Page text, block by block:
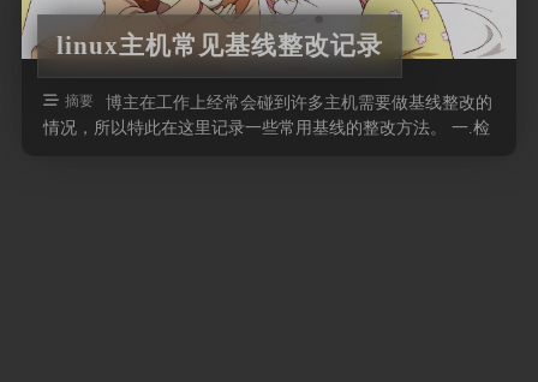
linux主机常见基线整改记录
摘要
博主在工作上经常会碰到许多主机需要做基线整改的
情况，所以特此在这里记录一些常用基线的整改方法。 一.检